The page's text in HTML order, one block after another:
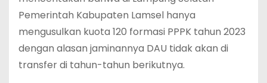
Pemerintah Kabupaten Lamsel hanya
mengusulkan kuota 120 formasi PPPK tahun 2023
dengan alasan jaminannya DAU tidak akan di
transfer di tahun-tahun berikutnya.